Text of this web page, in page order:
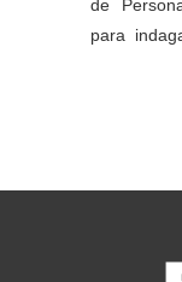
de
para